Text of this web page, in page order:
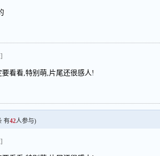
要看看,特别萌,片尾还很感人!
有42人参与)